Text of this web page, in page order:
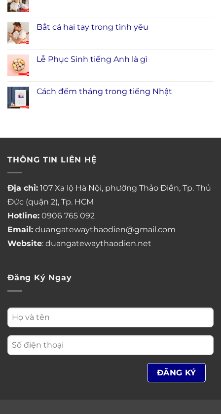
Bắt cá hai tay trong tình yêu
Lễ Phục Sinh tiếng Anh là gì
Cách đếm tháng trong tiếng Nhật
THÔNG TIN LIÊN HỆ
Địa chỉ: 107 Xa lộ Hà Nội, phường Thảo Điền, Tp. Thủ
Đức (quận 2), Tp. HCM
Hotline: 0906 765 092
Email: duangatewaythaodien@gmail.com
Website: duangatewaythaodien.net
Đăng Ký Ngay